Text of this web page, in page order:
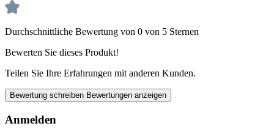
Durchschnittliche Bewertung von 0 von 5 Sternen
Bewerten Sie dieses Produkt!
Teilen Sie Ihre Erfahrungen mit anderen Kunden.
Bewertung schreiben Bewertungen anzeigen
Anmelden